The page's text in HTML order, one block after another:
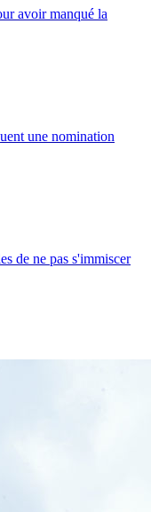
avoir manqué la
une nomination
de ne pas s'immiscer